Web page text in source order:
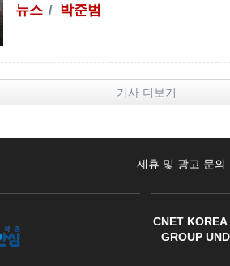
뉴스
박준범
기사 더보기
제휴 및 광고 문의
CNET
GROUP